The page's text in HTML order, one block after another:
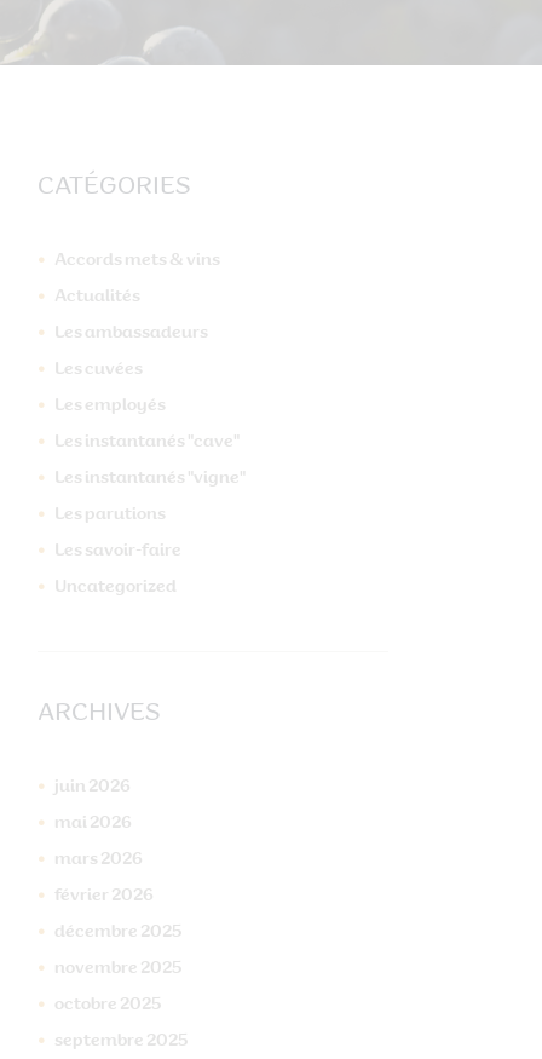
CATÉGORIES
Accords mets & vins
Actualités
Les ambassadeurs
Les cuvées
Les employés
Les instantanés "cave"
Les instantanés "vigne"
Les parutions
Les savoir-faire
Uncategorized
ARCHIVES
juin 2026
mai 2026
mars 2026
février 2026
décembre 2025
novembre 2025
octobre 2025
septembre 2025